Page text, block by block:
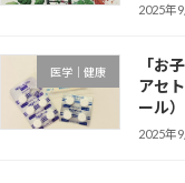
2025年
医学｜健康
「お
アセ
ール
2025年